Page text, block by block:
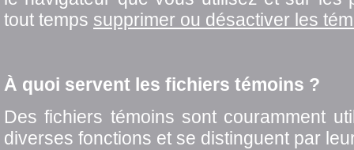
tout temps supprimer ou désactiver les
À quoi servent les fichiers témoins ?
Des fichiers témoins sont couramment
diverses fonctions et se distinguent par